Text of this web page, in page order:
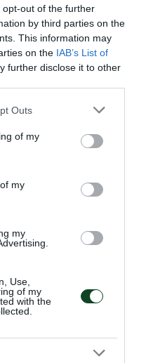
out of the further
by third parties on the
This information may
on the IAB’s List of
further disclose it to other
one or more Google
You may click to
its third-party tags to
in below Google
Outs
of my
my
my
Use,
of my
with the
League
Volley League
τις αγωνιστικές του
ΑΕΚ.